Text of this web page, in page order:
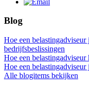
Blog
Hoe een
bedrijfsbeslissingen
Hoe een
Hoe een
Alle blogitems bekijken